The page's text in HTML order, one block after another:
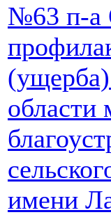
№63 п-а
области
имени